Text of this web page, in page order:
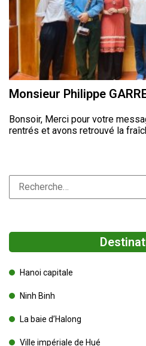
Monsieur Philippe
Bonsoir, Merci pour votre
rentrés et avons retrouvé la
Hanoi capitale
Ninh Binh
La baie d’Halong
Ville impériale de Hué